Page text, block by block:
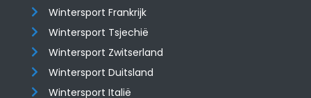
Wintersport Frankrijk
Wintersport Tsjechië
Wintersport Zwitserland
Wintersport Duitsland
Wintersport Italië